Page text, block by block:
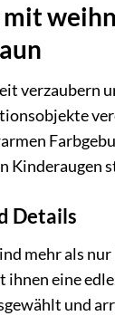
Kinderaugen
Details
mehr als
eine
und